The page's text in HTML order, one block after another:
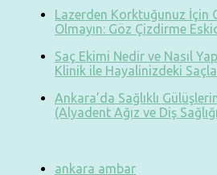
Lazerden Korktuğunuz İçin
Olmayın: Göz Çizdirme
Saç Ekimi Nedir ve Nasıl
Klinik ile Hayalinizdeki
Ankara’da Sağlıklı
(Alyadent Ağız ve Diş
ankara ambar